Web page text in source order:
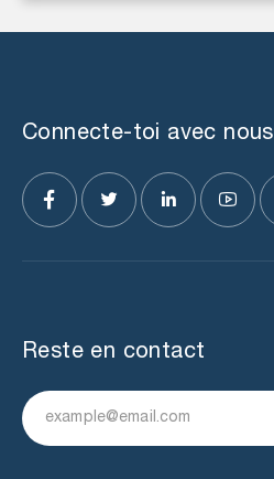
Connecte-toi avec nous
Reste en contact